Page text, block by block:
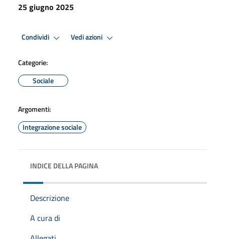
25 giugno 2025
Condividi Vedi azioni
Categorie:
Sociale
Argomenti:
Integrazione sociale
INDICE DELLA PAGINA
Descrizione
A cura di